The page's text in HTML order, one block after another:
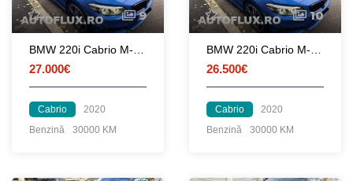
9
27.000€
Cabrio
2020
Benzină
30000 KM
10
26.500€
Cabrio
2020
Benzină
30000 KM